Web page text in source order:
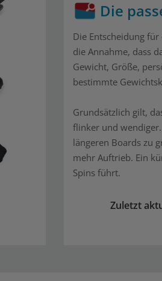
Die
Die Entscheidung
die Annahme, dass
Gewicht, Größe,
bestimmte
Grundsätzlich gilt,
flinker und
längeren Boards zu
mehr Auftrieb. Ein
Spins führt.
Zuletzt